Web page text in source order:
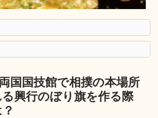
国国技館で相撲の本場所
興行のぼり旗を作る際